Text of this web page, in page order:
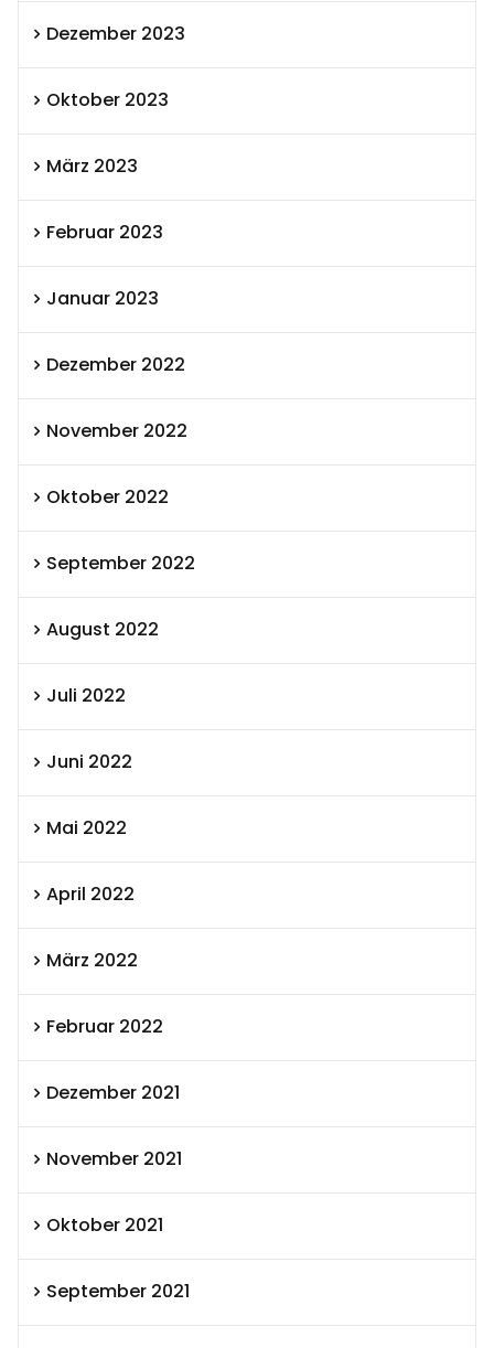
Dezember 2023
Oktober 2023
März 2023
Februar 2023
Januar 2023
Dezember 2022
November 2022
Oktober 2022
September 2022
August 2022
Juli 2022
Juni 2022
Mai 2022
April 2022
März 2022
Februar 2022
Dezember 2021
November 2021
Oktober 2021
September 2021